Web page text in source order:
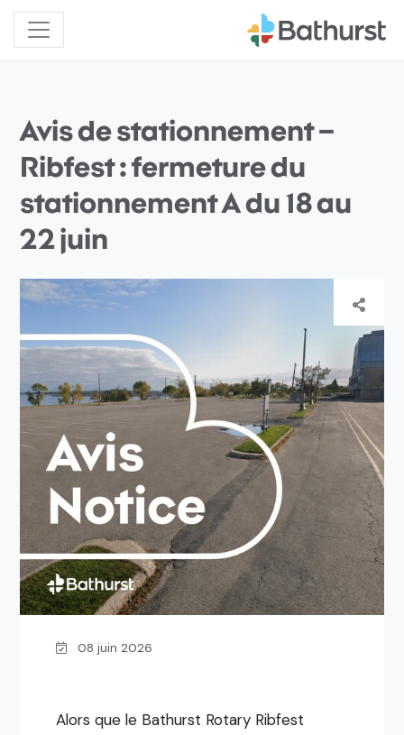
Avis de stationnement –
Ribfest : fermeture du
stationnement A du 18 au
22 juin
08 juin 2026
Alors que le Bathurst Rotary Ribfest